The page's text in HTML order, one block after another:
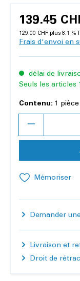
139.45
129.00 CHF plus 8.1 %
Frais d'envoi en
délai de
Seuls les articles
Contenu: 1 pièce
Mémoriser
Demander
Livraison et
Droit de